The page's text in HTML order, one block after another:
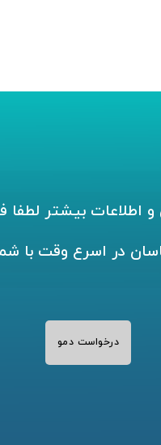
بیشتر لطفا
در اسرع وقت با
درخواست دمو